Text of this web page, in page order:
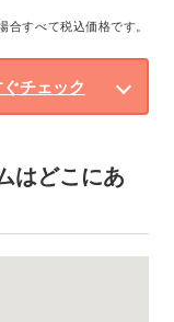
すべて税込価格です。
チェック
はどこにあ